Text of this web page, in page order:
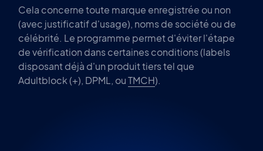
Cela concerne toute marque enregistrée ou non
(avec justificatif d'usage), noms de société ou de
célébrité. Le programme permet d'éviter l'étape
de vérification dans certaines conditions (labels
disposant déjà d'un produit tiers tel que
Adultblock (+), DPML, ouTMCH).